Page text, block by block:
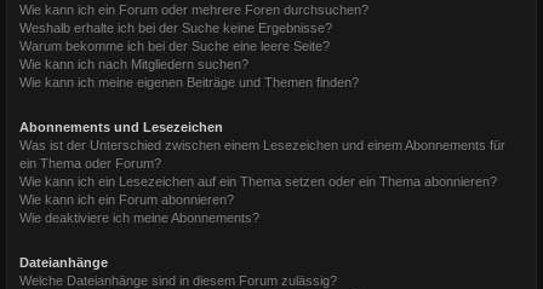
Wie kann ich ein Forum oder mehrere Foren durchsuchen?
Weshalb erhalte ich bei der Suche keine Ergebnisse?
Warum bekomme ich bei der Suche eine leere Seite?
Wie kann ich nach Mitgliedern suchen?
Wie kann ich meine eigenen Beiträge und Themen finden?
Abonnements und Lesezeichen
Was ist der Unterschied zwischen einem Lesezeichen und einem Abonnements für
ein Thema oder Forum?
Wie kann ich ein Lesezeichen auf ein Thema setzen oder ein Thema abonnieren?
Wie kann ich ein Forum abonnieren?
Wie deaktiviere ich meine Abonnements?
Dateianhänge
Welche Dateianhänge sind in diesem Forum zulässig?